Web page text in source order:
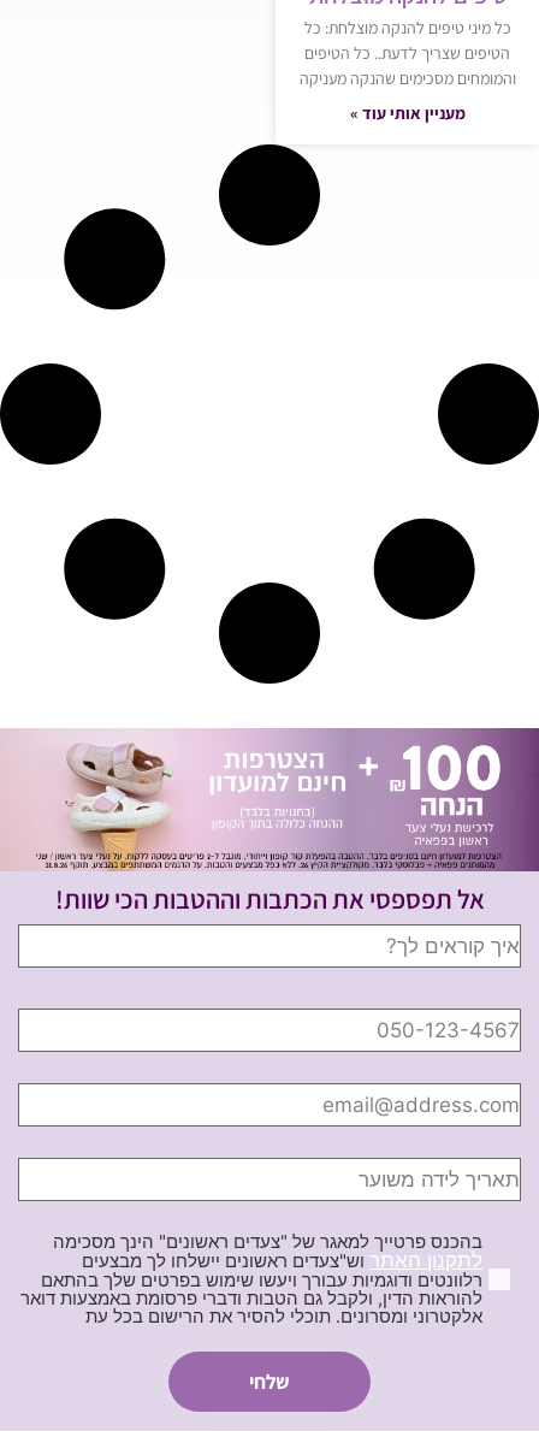
כל מיני טיפים להנקה מוצלחת: כל
הטיפים שצריך לדעת.. כל הטיפים
והמומחים מסכימים שהנקה מעניקה
מעניין אותי עוד »
אל תפספסי את הכתבות וההטבות הכי שוות!
בהכנס פרטייך למאגר של "צעדים ראשונים" הינך מסכימה
לתקנון האתר וש"צעדים ראשונים יישלחו לך מבצעים
רלוונטים ודוגמיות עבורך ויעשו שימוש בפרטים שלך בהתאם
להוראות הדין, ולקבל גם הטבות ודברי פרסומת באמצעות דואר
אלקטרוני ומסרונים. תוכלי להסיר את הרישום בכל עת